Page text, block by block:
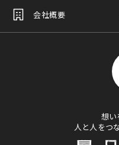
会社概要
想い
人と人をつ